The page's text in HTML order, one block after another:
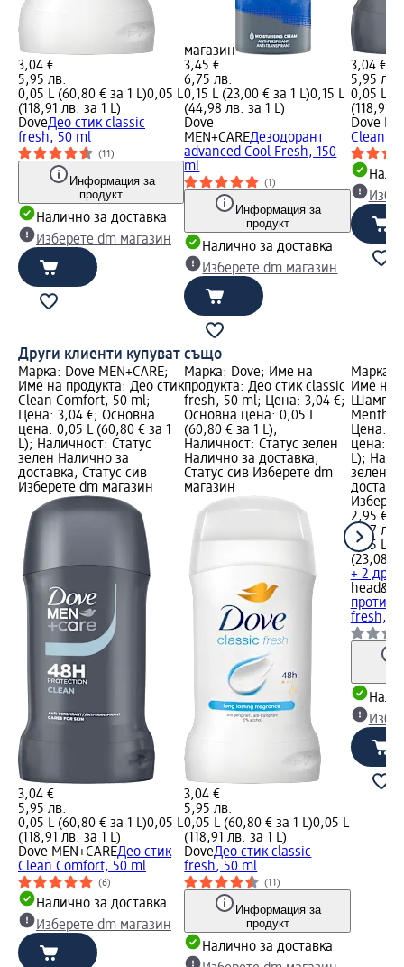
3,04 €
5,95 лв.
0,05 L (60,80 € за 1 L)0,05 L
(118,91 лв. за 1 L)
DoveДео стик classic
fresh, 50 ml
(11)
Информация за
продукт
Налично за доставка
Изберете dm магазин
магазин
3,45 €
6,75 лв.
0,15 L (23,00 € за 1 L)0,15 L
(44,98 лв. за 1 L)
Dove
MEN+CAREДезодорант
advanced Cool Fresh, 150
ml
(1)
Информация за
продукт
Налично за доставка
Изберете dm магазин
3,04 €
5,95 лв.
0,05 L
(118,91
Dove
Clean
Други клиенти купуват също
Марка: Dove MEN+CARE;
Име на продукта: Део стик
Clean Comfort, 50 ml;
Цена: 3,04 €; Основна
цена: 0,05 L (60,80 € за 1
L); Наличност: Статус
зелен Налично за
доставка, Статус сив
Изберете dm магазин
3,04 €
5,95 лв.
0,05 L (60,80 € за 1 L)0,05 L
(118,91 лв. за 1 L)
Dove MEN+CAREДео стик
Clean Comfort, 50 ml
(6)
Налично за доставка
Изберете dm магазин
Марка: Dove; Име на
продукта: Део стик classic
fresh, 50 ml; Цена: 3,04 €;
Основна цена: 0,05 L
(60,80 € за 1 L);
Наличност: Статус зелен
Налично за доставка,
Статус сив Изберете dm
магазин
3,04 €
5,95 лв.
0,05 L (60,80 € за 1 L)0,05 L
(118,91 лв. за 1 L)
DoveДео стик classic
fresh, 50 ml
(11)
Информация за
продукт
Налично за доставка
Марка:
Име на
Цена:
цена:
L);
зелен
2,95 €
5,77 лв.
0,25 L
(23,08
+ 2
против
fresh,